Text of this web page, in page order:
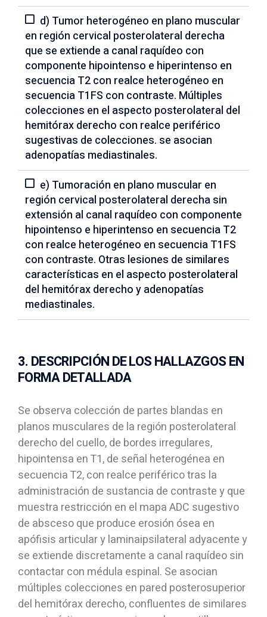
d) Tumor heterogéneo en plano muscular
en región cervical posterolateral derecha
que se extiende a canal raquídeo con
componente hipointenso e hiperintenso en
secuencia T2 con realce heterogéneo en
secuencia T1FS con contraste. Múltiples
colecciones en el aspecto posterolateral del
hemitórax derecho con realce periférico
sugestivas de colecciones. se asocian
adenopatías mediastinales.
e) Tumoración en plano muscular en
región cervical posterolateral derecha sin
extensión al canal raquídeo con componente
hipointenso e hiperintenso en secuencia T2
con realce heterogéneo en secuencia T1FS
con contraste. Otras lesiones de similares
características en el aspecto posterolateral
del hemitórax derecho y adenopatías
mediastinales.
3. DESCRIPCIÓN DE LOS HALLAZGOS EN
FORMA DETALLADA
Se observa colección de partes blandas en
planos musculares de la región posterolateral
derecho del cuello, de bordes irregulares,
hipointensa en T1, de señal heterogénea en
secuencia T2, con realce periférico tras la
administración de sustancia de contraste y que
muestra restricción en el mapa ADC sugestivo
de absceso que produce erosión ósea en
apófisis articular y laminaipsilateral adyacente y
se extiende discretamente a canal raquídeo sin
contactar con médula espinal. Se asocian
múltiples colecciones en pared posterosuperior
del hemitórax derecho, confluentes de similares